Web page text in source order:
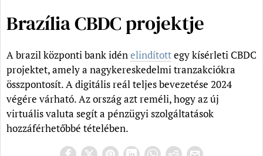
Brazília CBDC projektje
A brazil központi bank idénelindítottegy kísérleti CBDC
projektet, amely a nagykereskedelmi tranzakciókra
összpontosít. A digitális reál teljes bevezetése 2024
végére várható. Az ország azt reméli, hogy az új
virtuális valuta segít a pénzügyi szolgáltatások
hozzáférhetőbbé tételében.